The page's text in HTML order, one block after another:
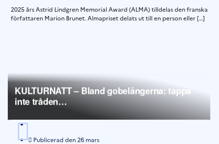
2025 års Astrid Lindgren Memorial Award (ALMA) tilldelas den franska
författaren Marion Brunet. Almapriset delats ut till en person eller […]
KULTURNATT – Bland gobelängerna: tappa
inte tråden…
Publicerad den 26 mars